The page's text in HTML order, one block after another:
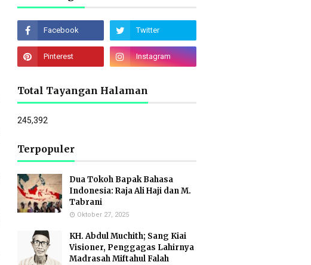
Total Tayangan Halaman
245,392
Terpopuler
Dua Tokoh Bapak Bahasa
Indonesia: Raja Ali Haji dan M.
Tabrani
Oktober 27, 2025
KH. Abdul Muchith; Sang Kiai
Visioner, Penggagas Lahirnya
Madrasah Miftahul Falah